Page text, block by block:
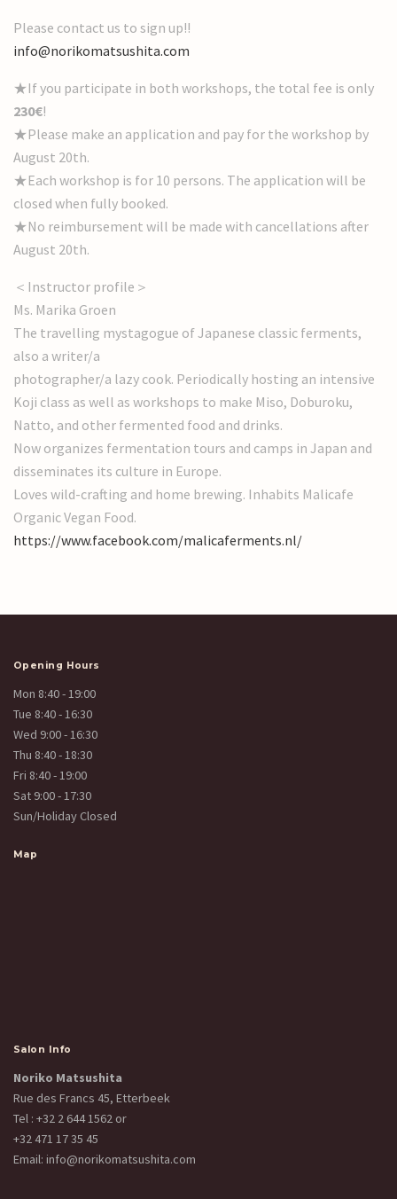
Please contact us to sign up!!
info@norikomatsushita.com
★If you participate in both workshops, the total fee is only
230€!
★Please make an application and pay for the workshop by
August 20th.
★Each workshop is for 10 persons. The application will be
closed when fully booked.
★No reimbursement will be made with cancellations after
August 20th.
＜Instructor profile＞
Ms. Marika Groen
The travelling mystagogue of Japanese classic ferments,
also a writer/a
photographer/a lazy cook. Periodically hosting an intensive
Koji class as well as workshops to make Miso, Doburoku,
Natto, and other fermented food and drinks.
Now organizes fermentation tours and camps in Japan and
disseminates its culture in Europe.
Loves wild-crafting and home brewing. Inhabits Malicafe
Organic Vegan Food.
https://www.facebook.com/malicaferments.nl/
Opening Hours
Mon 8:40 - 19:00
Tue 8:40 - 16:30
Wed 9:00 - 16:30
Thu 8:40 - 18:30
Fri 8:40 - 19:00
Sat 9:00 - 17:30
Sun/Holiday Closed
Map
Salon Info
Noriko Matsushita
Rue des Francs 45, Etterbeek
Tel : +32 2 644 1562 or
+32 471 17 35 45
Email: info@norikomatsushita.com